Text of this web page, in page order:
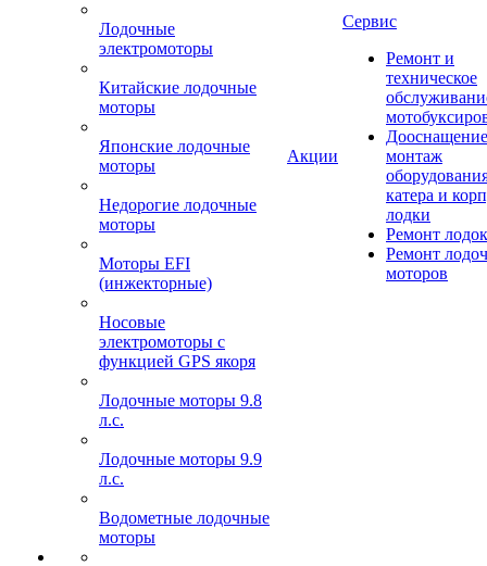
Лодочные
электромоторы
Китайские лодочные
моторы
Японские лодочные
моторы
Недорогие лодочные
моторы
Моторы EFI
(инжекторные)
Носовые
электромоторы с
функцией GPS якоря
Лодочные моторы 9.8
л.с.
Лодочные моторы 9.9
л.с.
Водометные лодочные
моторы
Акции
Сервис
Ремонт и
техническое
монтаж
катера и
лодки
Ремонт
Ремонт
моторов